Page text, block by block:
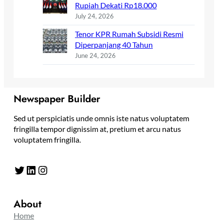
Rupiah Dekati Rp18.000
July 24, 2026
Tenor KPR Rumah Subsidi Resmi
Diperpanjang 40 Tahun
June 24, 2026
Newspaper Builder
Sed ut perspiciatis unde omnis iste natus voluptatem
fringilla tempor dignissim at, pretium et arcu natus
voluptatem fringilla.
Twitter LinkedIn Instagram
About
Home